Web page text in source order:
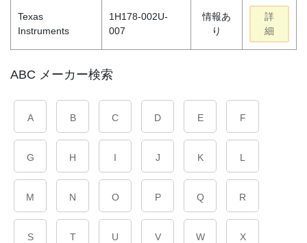
Texas
Instruments
1H178-002U-
007
情報あ
り
詳
細
ABC メーカー検索
A B C D E F
G H I J K L
M N O P Q R
S T U V W X